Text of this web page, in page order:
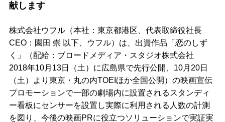
献します
株式会社ウフル（本社：東京都港区、代表取締役社長
CEO：園田 崇 以下、ウフル）は、出資作品「恋のしず
く」（配給：ブロードメディア・スタジオ株式会社
2018年10月13日（土）に広島県で先行公開、10月20日
（土）より東京・丸の内TOEIほか全国公開）の映画宣伝
プロモーションで一部の劇場内に設置されるスタンディ
ー看板にセンサーを設置し実際に利用される人数の計測
を図り、今後の映画PRに役立つソリューションで実証実